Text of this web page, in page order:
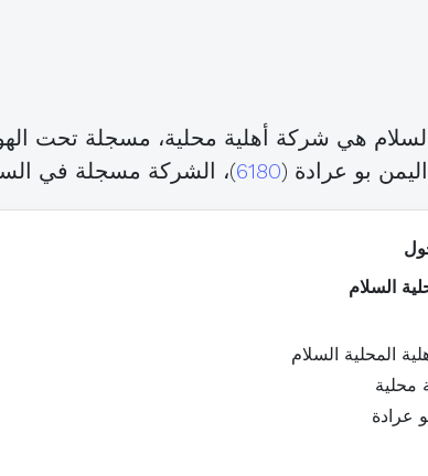
السلام هي شركة أهلية محلية، مسجلة تحت
بو عرادة (6180)، الشركة مسجلة في
السلام
المحلية السلام
محلية
عرادة